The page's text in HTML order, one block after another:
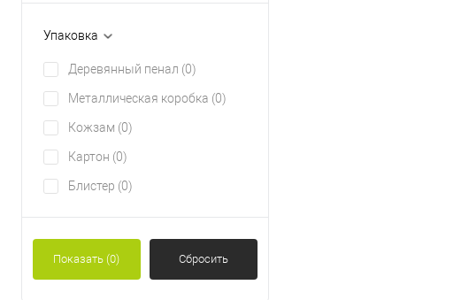
Упаковка
Деревянный пенал (0)
Металлическая коробка (0)
Кожзам (0)
Картон (0)
Блистер (0)
Показать (0) Сбросить